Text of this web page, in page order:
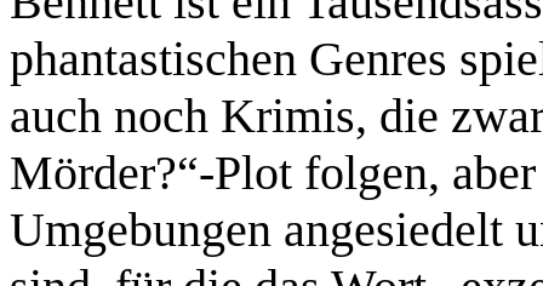
phantastischen Genres
auch noch Krimis, die
Mörder?“-Plot folgen,
Umgebungen angesiedelt